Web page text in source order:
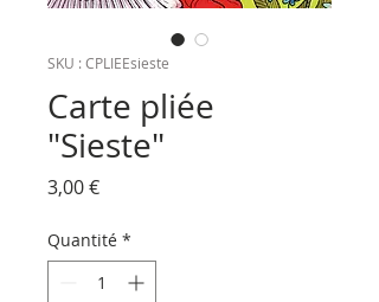
SKU : CPLIEEsieste
Carte pliée
"Sieste"
3,00 €Prix
Quantité *